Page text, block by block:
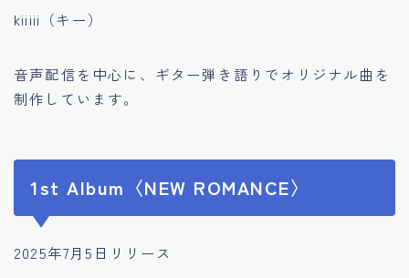
kiiiii（キー）
音声配信を中心に、ギター弾き語りでオリジナル曲を
制作しています。
1st Album〈NEW ROMANCE〉
2025年7月5日リリース